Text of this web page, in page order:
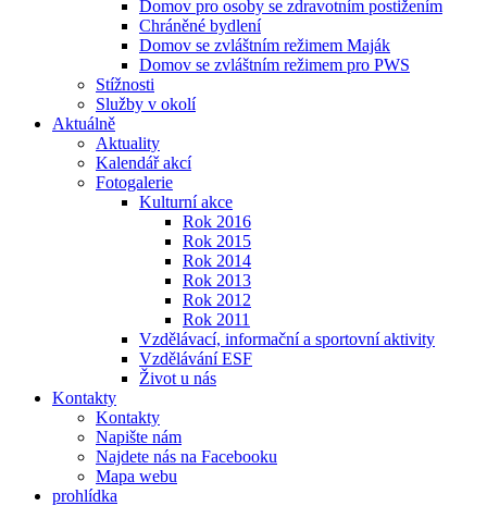
Domov pro osoby se zdravotním postižením
Chráněné bydlení
Domov se zvláštním režimem Maják
Domov se zvláštním režimem pro PWS
Stížnosti
Služby v okolí
Aktuálně
Aktuality
Kalendář akcí
Fotogalerie
Kulturní akce
Rok 2016
Rok 2015
Rok 2014
Rok 2013
Rok 2012
Rok 2011
Vzdělávací, informační a sportovní aktivity
Vzdělávání ESF
Život u nás
Kontakty
Kontakty
Napište nám
Najdete nás na Facebooku
Mapa webu
prohlídka